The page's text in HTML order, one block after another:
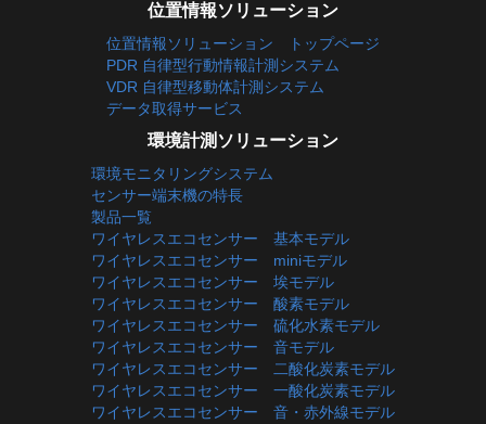
位置情報ソリューション
位置情報ソリューション トップページ
PDR 自律型行動情報計測システム
VDR 自律型移動体計測システム
データ取得サービス
環境計測ソリューション
環境モニタリングシステム
センサー端末機の特長
製品一覧
ワイヤレスエコセンサー 基本モデル
ワイヤレスエコセンサー miniモデル
ワイヤレスエコセンサー 埃モデル
ワイヤレスエコセンサー 酸素モデル
ワイヤレスエコセンサー 硫化水素モデル
ワイヤレスエコセンサー 音モデル
ワイヤレスエコセンサー 二酸化炭素モデル
ワイヤレスエコセンサー 一酸化炭素モデル
ワイヤレスエコセンサー 音・赤外線モデル